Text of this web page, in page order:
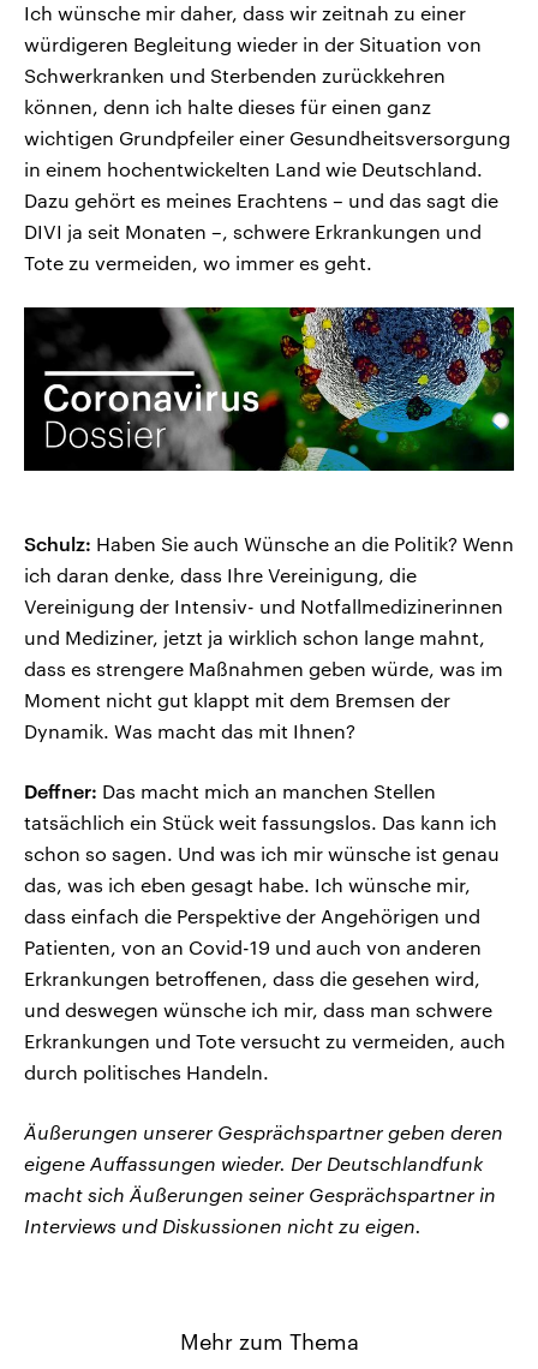
Ich wünsche mir daher, dass wir zeitnah zu einer
würdigeren Begleitung wieder in der Situation von
Schwerkranken und Sterbenden zurückkehren
können, denn ich halte dieses für einen ganz
wichtigen Grundpfeiler einer Gesundheitsversorgung
in einem hochentwickelten Land wie Deutschland.
Dazu gehört es meines Erachtens – und das sagt die
DIVI ja seit Monaten –, schwere Erkrankungen und
Tote zu vermeiden, wo immer es geht.
Schulz: Haben Sie auch Wünsche an die Politik? Wenn
ich daran denke, dass Ihre Vereinigung, die
Vereinigung der Intensiv- und Notfallmedizinerinnen
und Mediziner, jetzt ja wirklich schon lange mahnt,
dass es strengere Maßnahmen geben würde, was im
Moment nicht gut klappt mit dem Bremsen der
Dynamik. Was macht das mit Ihnen?
Deffner: Das macht mich an manchen Stellen
tatsächlich ein Stück weit fassungslos. Das kann ich
schon so sagen. Und was ich mir wünsche ist genau
das, was ich eben gesagt habe. Ich wünsche mir,
dass einfach die Perspektive der Angehörigen und
Patienten, von an Covid-19 und auch von anderen
Erkrankungen betroffenen, dass die gesehen wird,
und deswegen wünsche ich mir, dass man schwere
Erkrankungen und Tote versucht zu vermeiden, auch
durch politisches Handeln.
Äußerungen unserer Gesprächspartner geben deren
eigene Auffassungen wieder. Der Deutschlandfunk
macht sich Äußerungen seiner Gesprächspartner in
Interviews und Diskussionen nicht zu eigen.
Mehr zum Thema